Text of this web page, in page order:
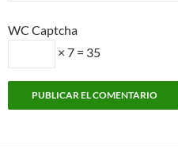
WC Captcha
× 7 = 35